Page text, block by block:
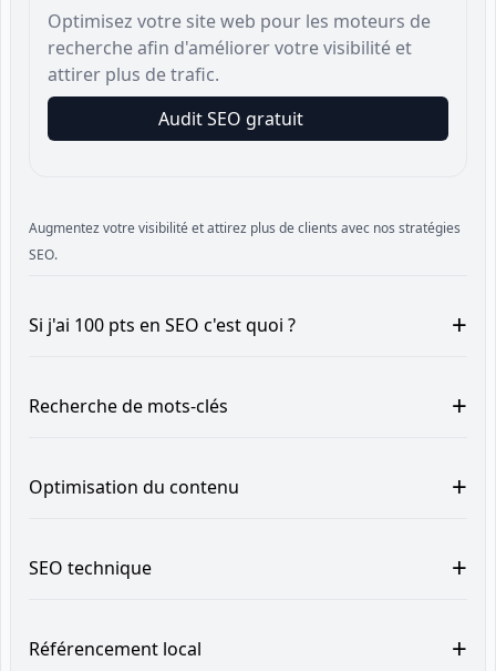
Optimisez votre site web pour les moteurs de
recherche afin d'améliorer votre visibilité et
attirer plus de trafic.
Audit SEO gratuit
Augmentez votre visibilité et attirez plus de clients avec nos stratégies
SEO.
Si j'ai 100 pts en SEO c'est quoi ? +
Recherche de mots-clés +
Optimisation du contenu +
SEO technique +
Référencement local +